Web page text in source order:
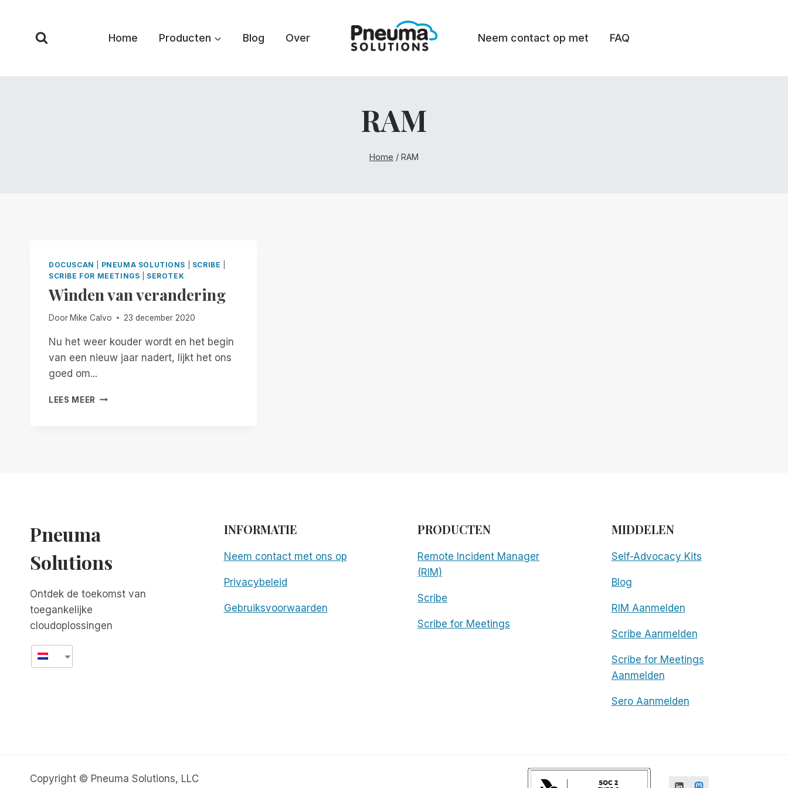
Home Producten Blog Over Neem contact op met FAQ
RAM
Home / RAM
DOCUSCAN PNEUMA SOLUTIONS SCRIBE
SCRIBE FOR MEETINGS
SEROTEK
Winden van verandering
DoorMike Calvo 23 december 2020
Nu het weer kouder wordt en het begin
van een nieuw jaar nadert, lijkt het ons
goed om...
LEES MEER WINDEN
Pneuma
Solutions
Ontdek de toekomst van
toegankelijke
cloudoplossingen
INFORMATIE
Neem contact met ons op
Privacybeleid
Gebruiksvoorwaarden
PRODUCTEN
Remote Incident Manager
(RIM)
Scribe
Scribe for Meetings
MIDDELEN
Self-Advocacy Kits
Blog
RIM Aanmelden
Scribe Aanmelden
Scribe for Meetings
Aanmelden
Sero Aanmelden
Copyright © Pneuma Solutions, LLC